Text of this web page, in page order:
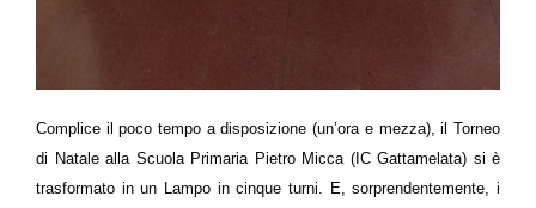
Complice il poco tempo a disposizione (un’ora e mezza), il Torneo
di Natale alla Scuola Primaria Pietro Micca (IC Gattamelata) si è
trasformato in un Lampo in cinque turni. E, sorprendentemente, i